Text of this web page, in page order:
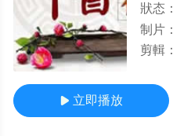
狀态：
制片：
剪輯：
 立即播放